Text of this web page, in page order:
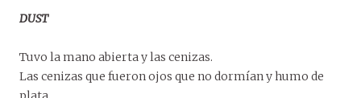
DUST
Tuvo la mano abierta y las cenizas.
Las cenizas que fueron ojos que no dormían y humo de